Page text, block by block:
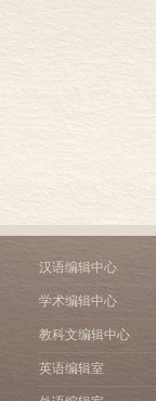
汉语编辑中心
学术编辑中心
教科文编辑中心
英语编辑室